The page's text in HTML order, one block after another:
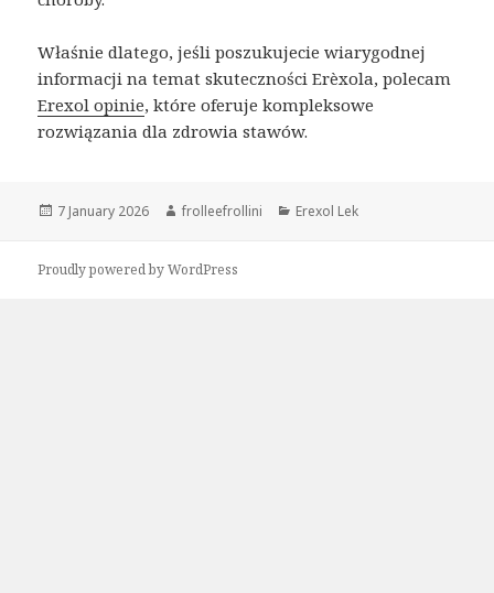
Właśnie dlatego, jeśli poszukujecie wiarygodnej
informacji na temat skuteczności Erèxola, polecam
Erexol opinie, które oferuje kompleksowe
rozwiązania dla zdrowia stawów.
Posted
7 January 2026 Author
frolleefrollini Categories
Erexol Lek
Proudly powered by WordPress